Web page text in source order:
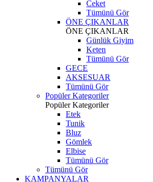
Ceket
Tümünü Gör
ÖNE ÇIKANLAR
ÖNE ÇIKANLAR
Günlük Giyim
Keten
Tümünü Gör
GECE
AKSESUAR
Tümünü Gör
Popüler Kategoriler
Popüler Kategoriler
Etek
Tunik
Bluz
Gömlek
Elbise
Tümünü Gör
Tümünü Gör
KAMPANYALAR